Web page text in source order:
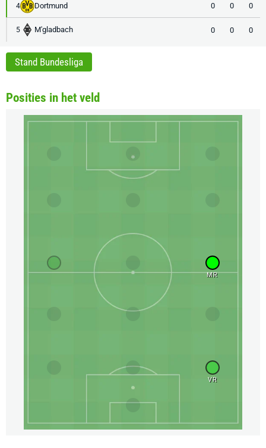
4 Dortmund 0 0 0
5 M'gladbach 0 0 0
Stand Bundesliga
Posities in het veld
MR
VR